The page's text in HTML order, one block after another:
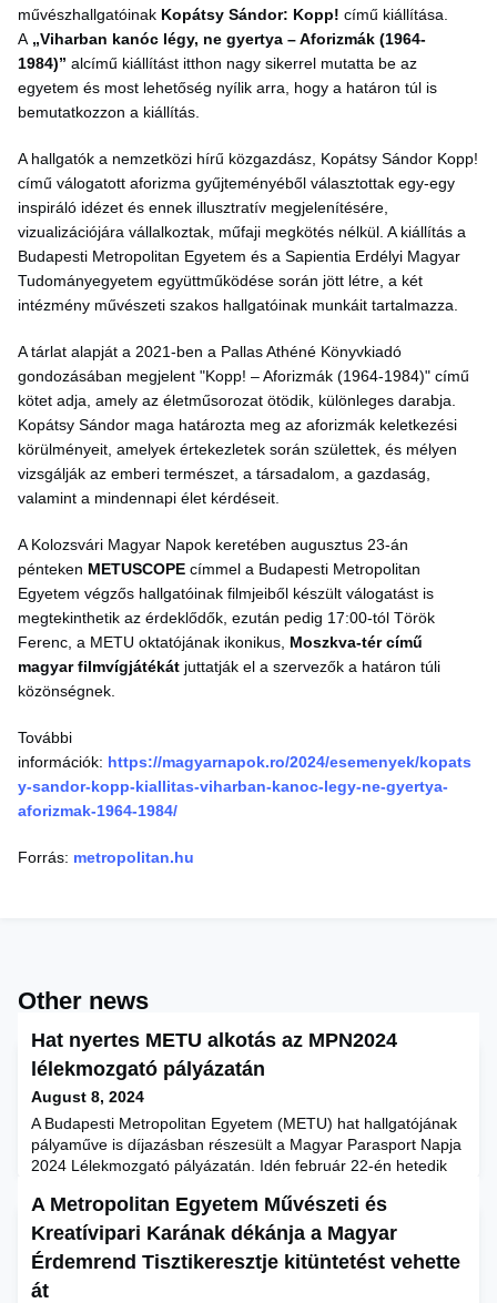
művészhallgatóinak Kopátsy Sándor: Kopp! című kiállítása.
A „Viharban kanóc légy, ne gyertya – Aforizmák (1964-
1984)” alcímű kiállítást itthon nagy sikerrel mutatta be az
egyetem és most lehetőség nyílik arra, hogy a határon túl is
bemutatkozzon a kiállítás.
A hallgatók a nemzetközi hírű közgazdász, Kopátsy Sándor Kopp!
című válogatott aforizma gyűjteményéből választottak egy-egy
inspiráló idézet és ennek illusztratív megjelenítésére,
vizualizációjára vállalkoztak, műfaji megkötés nélkül. A kiállítás a
Budapesti Metropolitan Egyetem és a Sapientia Erdélyi Magyar
Tudományegyetem együttműködése során jött létre, a két
intézmény művészeti szakos hallgatóinak munkáit tartalmazza.
A tárlat alapját a 2021-ben a Pallas Athéné Könyvkiadó
gondozásában megjelent "Kopp! – Aforizmák (1964-1984)" című
kötet adja, amely az életműsorozat ötödik, különleges darabja.
Kopátsy Sándor maga határozta meg az aforizmák keletkezési
körülményeit, amelyek értekezletek során születtek, és mélyen
vizsgálják az emberi természet, a társadalom, a gazdaság,
valamint a mindennapi élet kérdéseit.
A Kolozsvári Magyar Napok keretében augusztus 23-án
pénteken METUSCOPE címmel a Budapesti Metropolitan
Egyetem végzős hallgatóinak filmjeiből készült válogatást is
megtekinthetik az érdeklődők, ezután pedig 17:00-tól Török
Ferenc, a METU oktatójának ikonikus, Moszkva-tér című
magyar filmvígjátékát juttatják el a szervezők a határon túli
közönségnek.
További
információk: https://magyarnapok.ro/2024/esemenyek/kopats
y-sandor-kopp-kiallitas-viharban-kanoc-legy-ne-gyertya-
aforizmak-1964-1984/
Forrás: metropolitan.hu
Other news
Hat nyertes METU alkotás az MPN2024
lélekmozgató pályázatán
August 8, 2024
A Budapesti Metropolitan Egyetem (METU) hat hallgatójának
pályaműve is díjazásban részesült a Magyar Parasport Napja
2024 Lélekmozgató pályázatán. Idén február 22-én hetedik
amelyet tartalmas eseménysorozat kísért. Ennek keretében
került megrendezésre a Lélekmozgató program is, amellyel
a Magyar Paralimpiai Bizottság (MPB) és a Fogyatékosok
Orszá
A Metropolitan Egyetem Művészeti és
Kreatívipari Karának dékánja a Magyar
Érdemrend Tisztikeresztje kitüntetést vehette
át